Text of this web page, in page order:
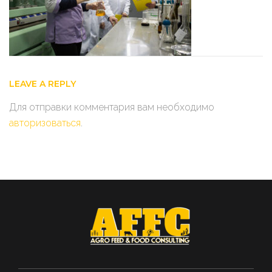
LEAVE A REPLY
Для отправки комментария вам необходимо
авторизоваться.